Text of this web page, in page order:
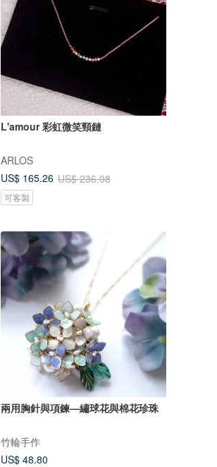
L'amour 彩虹微笑頸鏈
ARLOS
US$ 165.26 US$ 236.08
可客製
兩用胸針與項鍊—繡球花與棉花珍珠
竹輪手作
US$ 48.80